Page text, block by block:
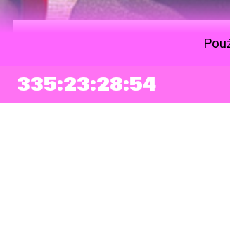
Sobota 11:30 | Optimistan Nadácie
335:23:28:53